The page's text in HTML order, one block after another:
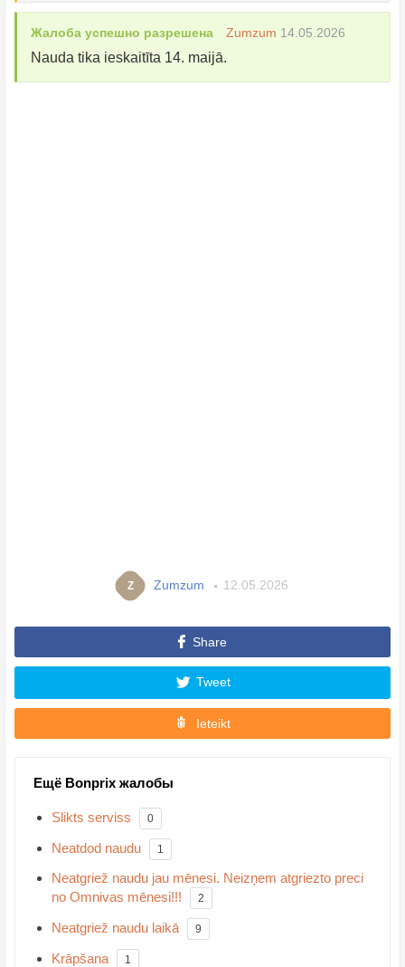
Жалоба успешно разрешена Zumzum 14.05.2026
Nauda tika ieskaitīta 14. maijā.
Z Zumzum 12.05.2026
Share
Tweet
Ieteikt
Ещё Bonprix жалобы
Slikts serviss 0
Neatdod naudu 1
Neatgriež naudu jau mēnesi. Neizņem atgriezto preci
no Omnivas mēnesi!!!
2
Neatgriež naudu laikā 9
Krāpšana 1